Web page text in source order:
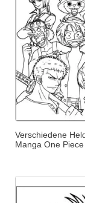
Verschiedene
Manga One Piece